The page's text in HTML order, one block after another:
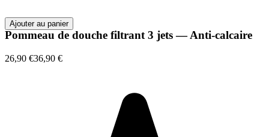
Ajouter au panier
Pommeau de douche filtrant 3 jets — Anti-calcaire
26,90 €36,90 €